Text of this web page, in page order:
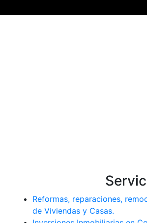
Reformas, reparaciones,
de Viviendas y Casas.